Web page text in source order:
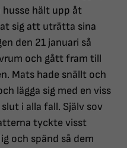
hält upp åt
sig att uträtta sina
den 21 januari så
och gått fram till
Mats hade snällt och
lägga sig med en viss
i alla fall. Själv sov
tyckte visst
och spänd så dem